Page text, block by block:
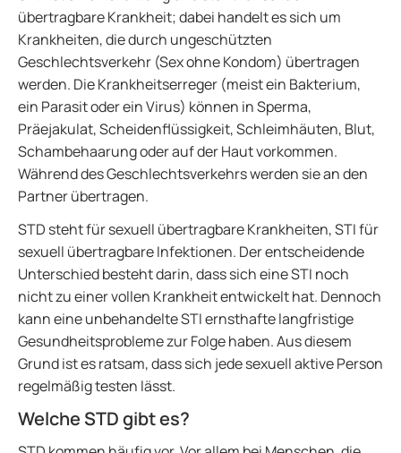
übertragbare Krankheit; dabei handelt es sich um
Krankheiten, die durch ungeschützten
Geschlechtsverkehr (Sex ohne Kondom) übertragen
werden. Die Krankheitserreger (meist ein Bakterium,
ein Parasit oder ein Virus) können in Sperma,
Präejakulat, Scheidenflüssigkeit, Schleimhäuten, Blut,
Schambehaarung oder auf der Haut vorkommen.
Während des Geschlechtsverkehrs werden sie an den
Partner übertragen.
STD steht für sexuell übertragbare Krankheiten, STI für
sexuell übertragbare Infektionen. Der entscheidende
Unterschied besteht darin, dass sich eine STI noch
nicht zu einer vollen Krankheit entwickelt hat. Dennoch
kann eine unbehandelte STI ernsthafte langfristige
Gesundheitsprobleme zur Folge haben. Aus diesem
Grund ist es ratsam, dass sich jede sexuell aktive Person
regelmäßig testen lässt.
Welche STD gibt es?